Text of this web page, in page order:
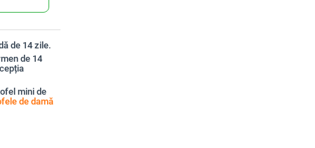
de 14 zile.
de 14
mini de
de damă